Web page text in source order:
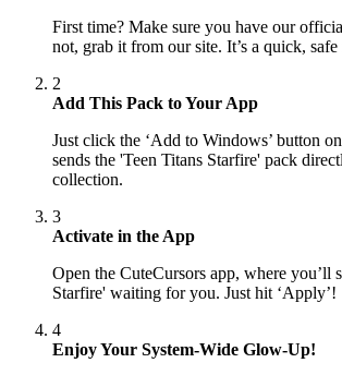
First time? Make sure you have our
not, grab it from our site. It’s a quick,
2
Add This Pack to Your App
Just click the ‘Add to Windows’ button
sends the 'Teen Titans Starfire' pack
collection.
3
Activate in the App
Open the CuteCursors app, where you’ll
Starfire' waiting for you. Just hit ‘Apply’!
4
Enjoy Your System-Wide Glow-Up!